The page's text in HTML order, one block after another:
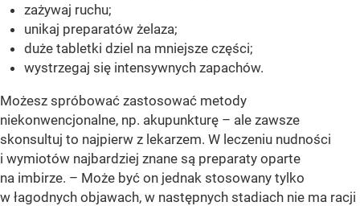
zażywaj ruchu;
unikaj preparatów żelaza;
duże tabletki dziel na mniejsze części;
wystrzegaj się intensywnych zapachów.
Możesz spróbować zastosować metody
niekonwencjonalne, np. akupunkturę – ale zawsze
skonsultuj to najpierw z lekarzem. W leczeniu nudności
i wymiotów najbardziej znane są preparaty oparte
na imbirze. – Może być on jednak stosowany tylko
w łagodnych objawach, w następnych stadiach nie ma racji